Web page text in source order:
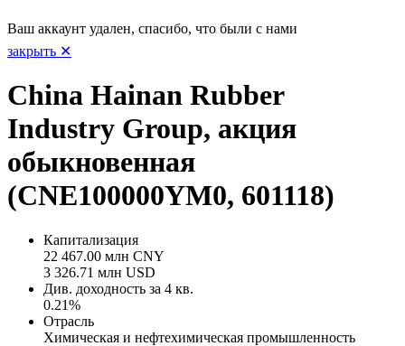
Ваш аккаунт удален, спасибо, что были с нами
закрыть ✕
China Hainan Rubber
Industry Group, акция
обыкновенная
(CNE100000YM0, 601118)
Капитализация
22 467.00 млн CNY
3 326.71 млн USD
Див. доходность за 4 кв.
0.21%
Отрасль
Химическая и нефтехимическая промышленность